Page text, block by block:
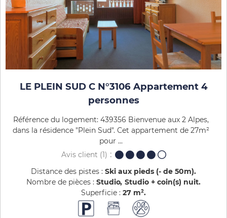
LE PLEIN SUD C N°3106 Appartement 4
personnes
Référence du logement: 439356 Bienvenue aux 2 Alpes,
dans la résidence "Plein Sud". Cet appartement de 27m²
pour ...
Avis client (1)
Distance des pistes : Ski aux pieds (- de 50m)
Nombre de pièces : Studio Studio + coin(s) nuit
Superficie : 27 m²